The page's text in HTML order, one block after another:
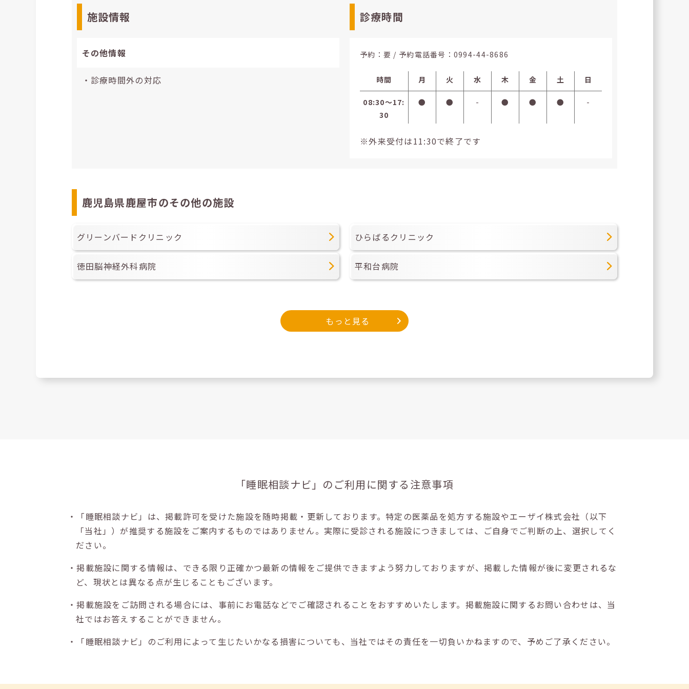
施設情報
その他情報
・診療時間外の対応
診療時間
予約：要 / 予約電話番号： 0994-44-8686
時間 月 火 水 木 金 土 日
08:30〜17:
30
● ● - ● ● ● -
※外来受付は11:30で終了です
鹿児島県鹿屋市のその他の施設
グリーンバードクリニック ひらばるクリニック
徳田脳神経外科病院 平和台病院
もっと見る
「睡眠相談ナビ」の ご利用に関する注意事項
・「睡眠相談ナビ」は、掲載許可を受けた施設を随時掲載・更新しております。特定の医薬品を処方する施設やエーザイ株式会社（以下
「当社」）が推奨する施設をご案内するものではありません。実際に受診される施設につきましては、ご自身でご判断の上、選択してく
ださい。
・掲載施設に関する情報は、できる限り正確かつ最新の情報をご提供できますよう努力しておりますが、掲載した情報が後に変更されるな
ど、現状とは異なる点が生じることもございます。
・掲載施設をご訪問される場合には、事前にお電話などでご確認されることをおすすめいたします。掲載施設に関するお問い合わせは、当
社ではお答えすることができません。
・「睡眠相談ナビ」のご利用によって生じたいかなる損害についても、当社ではその責任を一切負いかねますので、予めご了承ください。